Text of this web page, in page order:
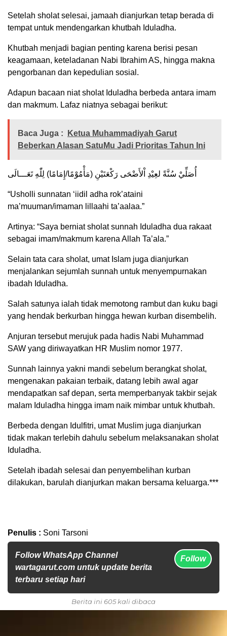
Setelah sholat selesai, jamaah dianjurkan tetap berada di
tempat untuk mendengarkan khutbah Iduladha.
Khutbah menjadi bagian penting karena berisi pesan
keagamaan, keteladanan Nabi Ibrahim AS, hingga makna
pengorbanan dan kepedulian sosial.
Adapun bacaan niat sholat Iduladha berbeda antara imam
dan makmum. Lafaz niatnya sebagai berikut:
Baca Juga :
Ketua Muhammadiyah Garut
Beberkan Alasan SatuMu Jadi Prioritas Tahun Ini
أُصَلِّيْ سُنَّةً لعِيْدِ اْلأَضْحَى رَكْعَتَيْنِ (مَأْمُوْمًا/إِمَامًا) لِلّٰهِ تَعَـــالَى
“Usholli sunnatan ‘iidil adha rok’ataini
ma’muuman/imaman lillaahi ta’aalaa.”
Artinya: “Saya berniat sholat sunnah Iduladha dua rakaat
sebagai imam/makmum karena Allah Ta’ala.”
Selain tata cara sholat, umat Islam juga dianjurkan
menjalankan sejumlah sunnah untuk menyempurnakan
ibadah Iduladha.
Salah satunya ialah tidak memotong rambut dan kuku bagi
yang hendak berkurban hingga hewan kurban disembelih.
Anjuran tersebut merujuk pada hadis Nabi Muhammad
SAW yang diriwayatkan HR Muslim nomor 1977.
Sunnah lainnya yakni mandi sebelum berangkat sholat,
mengenakan pakaian terbaik, datang lebih awal agar
mendapatkan saf depan, serta memperbanyak takbir sejak
malam Iduladha hingga imam naik mimbar untuk khutbah.
Berbeda dengan Idulfitri, umat Muslim juga dianjurkan
tidak makan terlebih dahulu sebelum melaksanakan sholat
Iduladha.
Setelah ibadah selesai dan penyembelihan kurban
dilakukan, barulah dianjurkan makan bersama keluarga.***
Penulis : Soni Tarsoni
Follow WhatsApp Channel
wartagarut.com untuk update berita
terbaru setiap hari
Follow
Berita ini 605 kali dibaca